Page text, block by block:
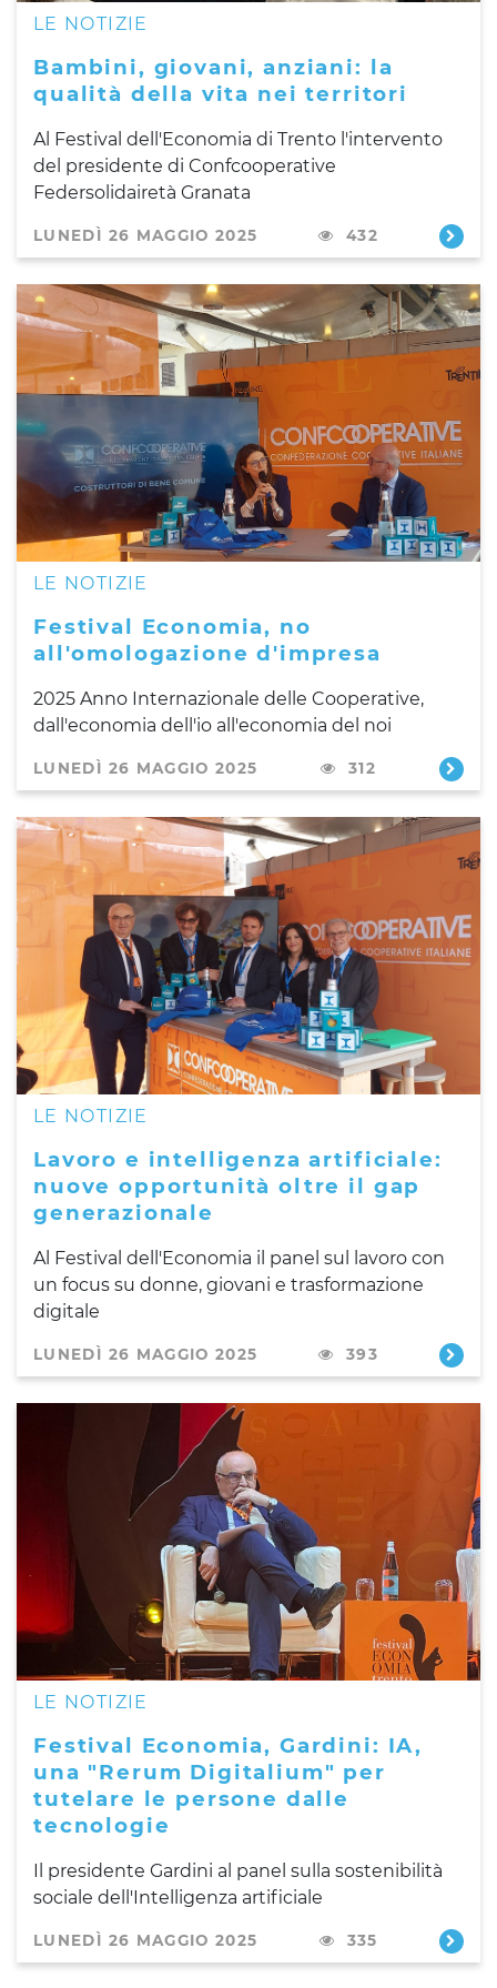
LE NOTIZIE
Bambini, giovani, anziani: la
qualità della vita nei territori
Al Festival dell'Economia di Trento l'intervento
del presidente di Confcooperative
Federsolidairetà Granata
LUNEDÌ 26 MAGGIO 2025 432
LE NOTIZIE
Festival Economia, no
all'omologazione d'impresa
2025 Anno Internazionale delle Cooperative,
dall'economia dell'io all'economia del noi
LUNEDÌ 26 MAGGIO 2025 312
LE NOTIZIE
Lavoro e intelligenza artificiale:
nuove opportunità oltre il gap
generazionale
Al Festival dell'Economia il panel sul lavoro con
un focus su donne, giovani e trasformazione
digitale
LUNEDÌ 26 MAGGIO 2025 393
LE NOTIZIE
Festival Economia, Gardini: IA,
una "Rerum Digitalium" per
tutelare le persone dalle
tecnologie
Il presidente Gardini al panel sulla sostenibilità
sociale dell'Intelligenza artificiale
LUNEDÌ 26 MAGGIO 2025 335